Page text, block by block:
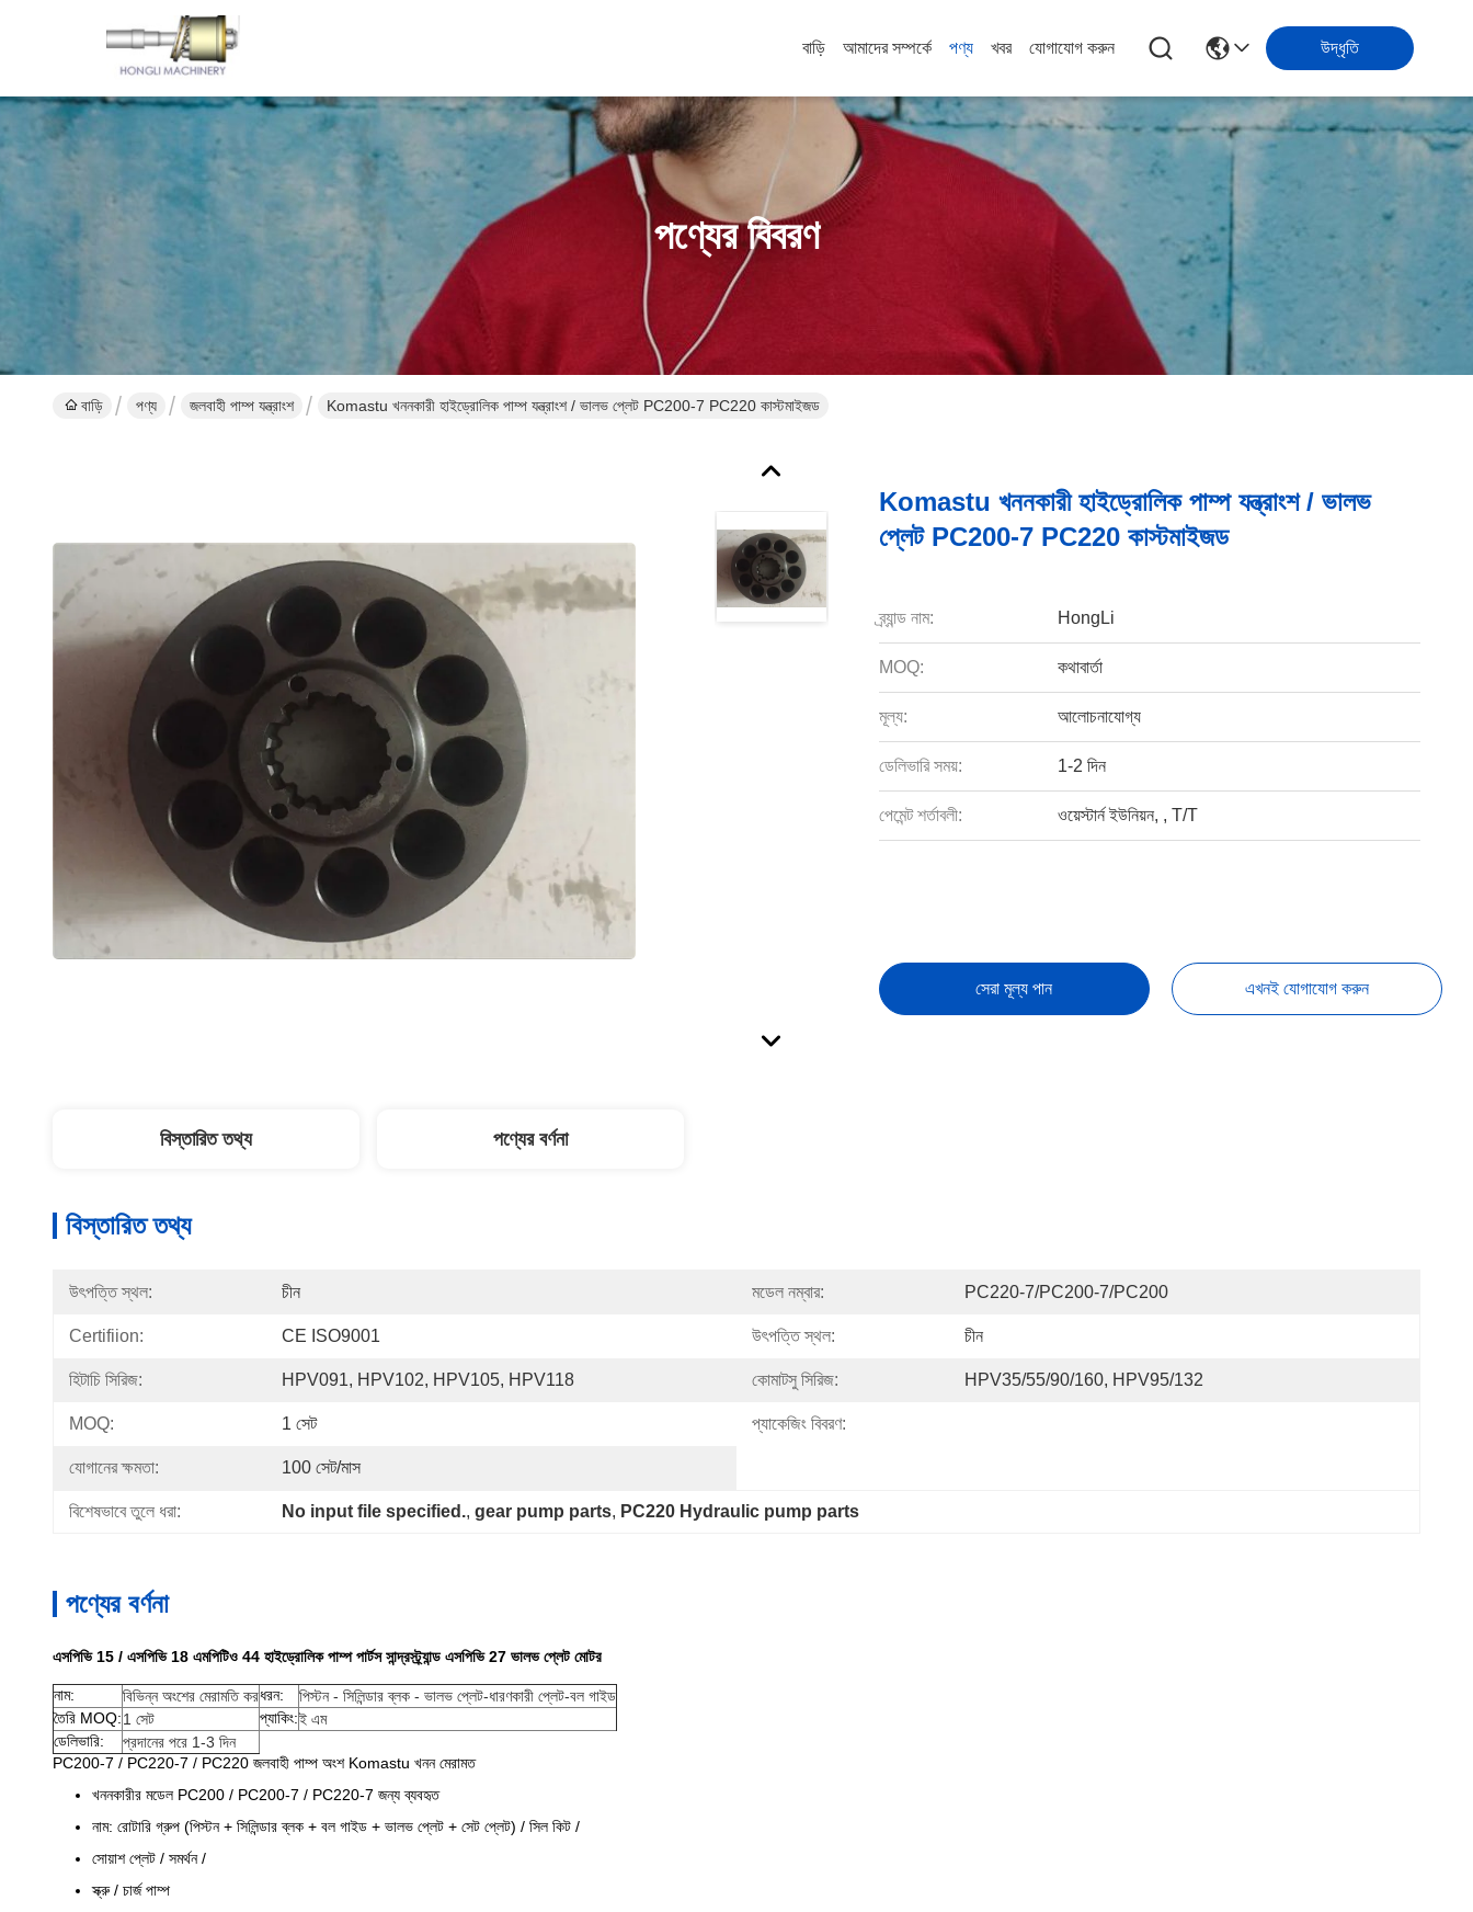
বাড়ি আমাদের সম্পর্কে পণ্য খবর যোগাযোগ করুন উদ্ধৃতি
পণ্যের বিবরণ
বাড়ি পণ্য জলবাহী পাম্প যন্ত্রাংশ Komastu খননকারী হাইড্রোলিক পাম্প যন্ত্রাংশ / ভালভ প্লেট PC200-7 PC220 কাস্টমাইজড
Komastu খননকারী হাইড্রোলিক পাম্প যন্ত্রাংশ / ভালভ
প্লেট PC200-7 PC220 কাস্টমাইজড
ব্র্যান্ড নাম: HongLi
MOQ: কথাবার্তা
মূল্য: আলোচনাযোগ্য
ডেলিভারি সময়: 1-2 দিন
পেমেন্ট শর্তাবলী: ওয়েস্টার্ন ইউনিয়ন, , T/T
সেরা মূল্য পান এখনই যোগাযোগ করুন
বিস্তারিত তথ্য পণ্যের বর্ণনা
বিস্তারিত তথ্য
উৎপত্তি স্থল: চীন মডেল নম্বার: PC220-7/PC200-7/PC200
Certifiion: CE ISO9001 উৎপত্তি স্থল: চীন
হিটাচি সিরিজ: HPV091, HPV102, HPV105, HPV118 কোমাটসু সিরিজ: HPV35/55/90/160, HPV95/132
MOQ: 1 সেট প্যাকেজিং বিবরণ:
যোগানের ক্ষমতা: 100 সেট/মাস
বিশেষভাবে তুলে ধরা: No input file specified., gear pump parts, PC220 Hydraulic pump parts
পণ্যের বর্ণনা
এসপিভি 15 / এসপিভি 18 এমপিটিও 44 হাইড্রোলিক পাম্প পার্টস সান্দ্রস্ট্র্যান্ড এসপিভি 27 ভালভ প্লেট মোটর
নাম: বিভিন্ন অংশের মেরামতি করধরন:
পিস্টন - সিলিন্ডার ব্লক - ভালভ প্লেট-ধারণকারী প্লেট-বল গাইড
তৈরি MOQ:1 সেট প্যাকিং:ই এম
ডেলিভারি:
প্রদানের পরে 1-3 দিন
PC200-7 / PC220-7 / PC220 জলবাহী পাম্প অংশ Komastu খনন মেরামত
খননকারীর মডেল PC200 / PC200-7 / PC220-7 জন্য ব্যবহৃত
নাম: রোটারি গ্রুপ (পিস্টন + সিলিন্ডার ব্লক + বল গাইড + ভালভ প্লেট + সেট প্লেট) / সিল কিট /
সোয়াশ প্লেট / সমর্থন /
স্ক্রু / চার্জ পাম্প